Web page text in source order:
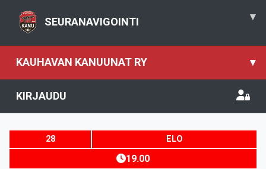
SEURANAVIGOINTI ▾
KAUHAVAN KANUUNAT RY ▾
KIRJAUDU
28 ELO
19.00